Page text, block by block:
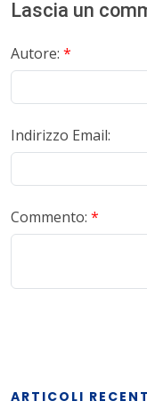
Lascia un
Autore: *
Indirizzo Email:
Commento: *
ARTICOLI